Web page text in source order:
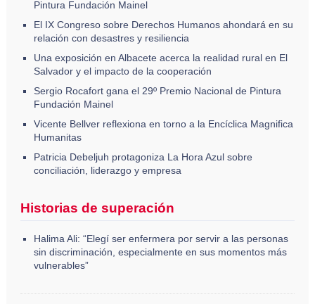
Pintura Fundación Mainel
El IX Congreso sobre Derechos Humanos ahondará en su
relación con desastres y resiliencia
Una exposición en Albacete acerca la realidad rural en El
Salvador y el impacto de la cooperación
Sergio Rocafort gana el 29º Premio Nacional de Pintura
Fundación Mainel
Vicente Bellver reflexiona en torno a la Encíclica Magnifica
Humanitas
Patricia Debeljuh protagoniza La Hora Azul sobre
conciliación, liderazgo y empresa
Historias de superación
Halima Ali: “Elegí ser enfermera por servir a las personas
sin discriminación, especialmente en sus momentos más
vulnerables”